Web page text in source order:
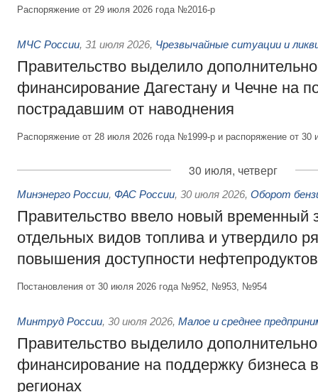
Распоряжение от 29 июля 2026 года №2016-р
МЧС России, 31 июля 2026, Чрезвычайные ситуации и
Правительство выделило
финансирование Дагестану и Чечне на
пострадавшим от наводнения
Распоряжение от 28 июля 2026 года №1999-р и распоряжение от
30 июля, четверг
Минэнерго России, ФАС России, 30 июля 2026, Оборот
Правительство ввело новый временный
отдельных видов топлива и утвердило
повышения доступности нефтепродуктов
Постановления от 30 июля 2026 года №952, №953, №954
Минтруд России, 30 июля 2026, Малое и среднее
Правительство выделило
финансирование на поддержку бизнеса
регионах